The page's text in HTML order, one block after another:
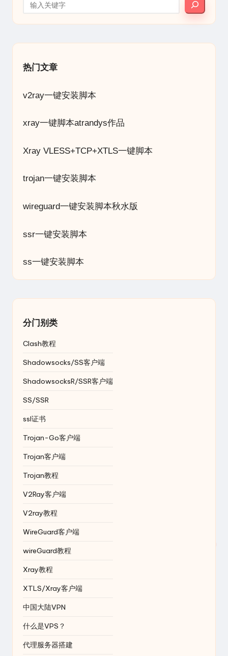
热门文章
v2ray一键安装脚本
xray一键脚本atrandys作品
Xray VLESS+TCP+XTLS一键脚本
trojan一键安装脚本
wireguard一键安装脚本秋水版
ssr一键安装脚本
ss一键安装脚本
分门别类
Clash教程
Shadowsocks/SS客户端
ShadowsocksR/SSR客户端
SS/SSR
ssl证书
Trojan-Go客户端
Trojan客户端
Trojan教程
V2Ray客户端
V2ray教程
WireGuard客户端
wireGuard教程
Xray教程
XTLS/Xray客户端
中国大陆VPN
什么是VPS？
代理服务器搭建